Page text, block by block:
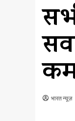
भारत न्यूज़